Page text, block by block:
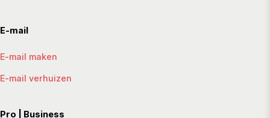
E-mail
E-mail maken
E-mail verhuizen
Pro | Business